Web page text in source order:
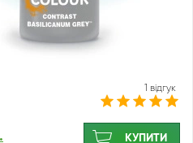
1 відгук
КУПИТИ